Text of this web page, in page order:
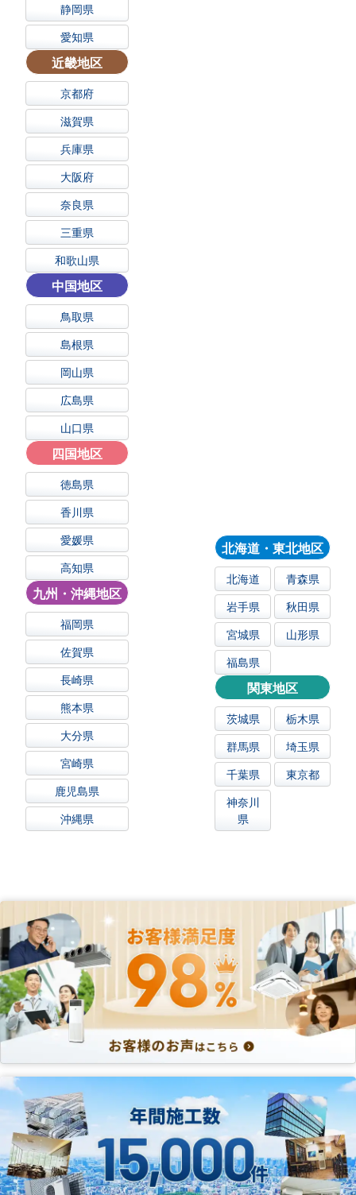
北海道・東北地区
北海道
青森県
岩手県
秋田県
宮城県
山形県
福島県
関東地区
茨城県
栃木県
群馬県
埼玉県
千葉県
東京都
神奈川
県
静岡県
愛知県
近畿地区
京都府
滋賀県
兵庫県
大阪府
奈良県
三重県
和歌山県
中国地区
鳥取県
島根県
岡山県
広島県
山口県
四国地区
徳島県
香川県
愛媛県
高知県
九州・沖縄地区
福岡県
佐賀県
長崎県
熊本県
大分県
宮崎県
鹿児島県
沖縄県